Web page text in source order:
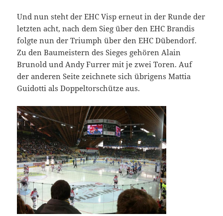
Und nun steht der EHC Visp erneut in der Runde der
letzten acht, nach dem Sieg über den EHC Brandis
folgte nun der Triumph über den EHC Dübendorf.
Zu den Baumeistern des Sieges gehören Alain
Brunold und Andy Furrer mit je zwei Toren. Auf
der anderen Seite zeichnete sich übrigens Mattia
Guidotti als Doppeltorschütze aus.